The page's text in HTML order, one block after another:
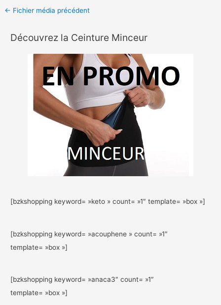
← Fichier média précédent
Découvrez la Ceinture Minceur
[bzkshopping keyword= »keto » count= »1″ template= »box »]
[bzkshopping keyword= »acouphene » count= »1″
template= »box »]
[bzkshopping keyword= »anaca3″ count= »1″
template= »box »]